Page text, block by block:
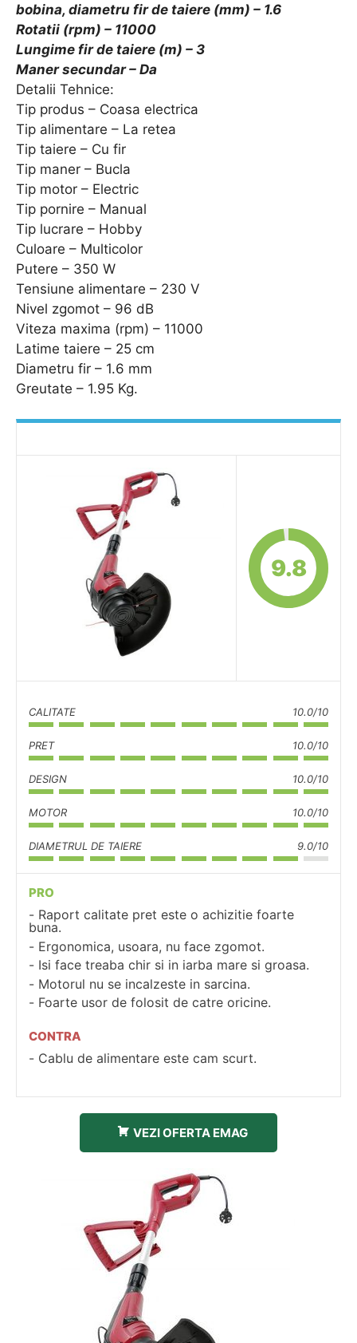
bobina, diametru fir de taiere (mm) – 1.6
Rotatii (rpm) – 11000
Lungime fir de taiere (m) – 3
Maner secundar – Da
Detalii Tehnice:
Tip produs – Coasa electrica
Tip alimentare – La retea
Tip taiere – Cu fir
Tip maner – Bucla
Tip motor – Electric
Tip pornire – Manual
Tip lucrare – Hobby
Culoare – Multicolor
Putere – 350 W
Tensiune alimentare – 230 V
Nivel zgomot – 96 dB
Viteza maxima (rpm) – 11000
Latime taiere – 25 cm
Diametru fir – 1.6 mm
Greutate – 1.95 Kg.
9.8
CALITATE 10.0/10
PRET 10.0/10
DESIGN 10.0/10
MOTOR 10.0/10
DIAMETRUL DE TAIERE 9.0/10
PRO
Raport calitate pret este o achizitie foarte
buna.
Ergonomica, usoara, nu face zgomot.
Isi face treaba chir si in iarba mare si groasa.
Motorul nu se incalzeste in sarcina.
Foarte usor de folosit de catre oricine.
CONTRA
Cablu de alimentare este cam scurt.
VEZI OFERTA EMAG